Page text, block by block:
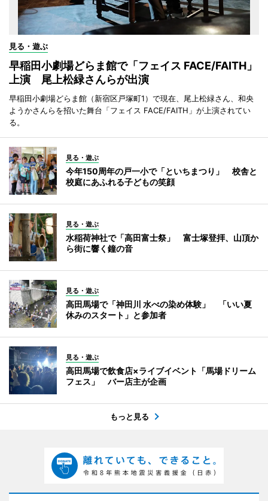
見る・遊ぶ
早稲田小劇場どらま館で「フェイス FACE/FAITH」
上演 尾上松緑さんらが出演
早稲田小劇場どらま館（新宿区戸塚町1）で現在、尾上松緑さん、和央
ようかさんらを招いた舞台「フェイス FACE/FAITH」が上演されてい
る。
見る・遊ぶ
今年150周年の戸一小で「といちまつり」 校舎と
校庭にあふれる子どもの笑顔
見る・遊ぶ
水稲荷神社で「高田富士祭」 富士塚登拝、山頂か
ら街に響く鐘の音
見る・遊ぶ
高田馬場で「神田川 水べの染め体験」 「いい夏
休みのスタート」と参加者
見る・遊ぶ
高田馬場で飲食店×ライブイベント「馬場ドリーム
フェス」 バー店主が企画
もっと見る